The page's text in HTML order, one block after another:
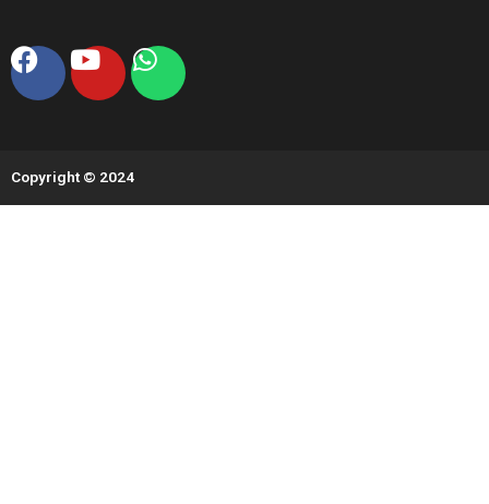
Facebook
YoutubeWhatsapp
Copyright © 2024